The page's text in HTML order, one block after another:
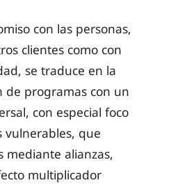
con las personas,
clientes como con
se traduce en la
de programas con un
con especial foco
vulnerables, que
mediante alianzas,
multiplicador